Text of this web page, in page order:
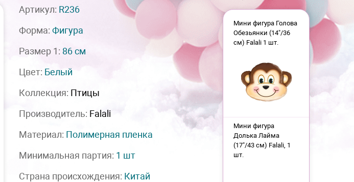
Артикул: R236
Форма: Фигура
Размер 1: 86 см
Цвет: Белый
Коллекция: Птицы
Производитель: Falali
Материал: Полимерная пленка
Минимальная партия: 1 шт
Страна происхождения: Китай
Мини фигура Голова
Обезьянки (14"/36
см) Falali 1 шт.
Мини фигура
Долька Лайма
(17"/43 см) Falali, 1
шт.